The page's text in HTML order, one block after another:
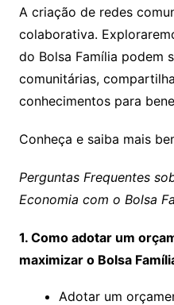
A criação de redes
colaborativa.
do Bolsa Família podem
comunitárias,
conhecimentos para
Conheça e saiba mais
Perguntas Frequentes
Economia com o Bolsa
1. Como adotar um
maximizar o Bolsa
Adotar um